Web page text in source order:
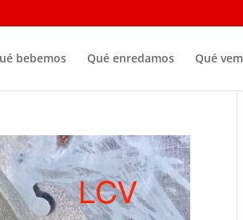
bebemos Qué enredamos Qué